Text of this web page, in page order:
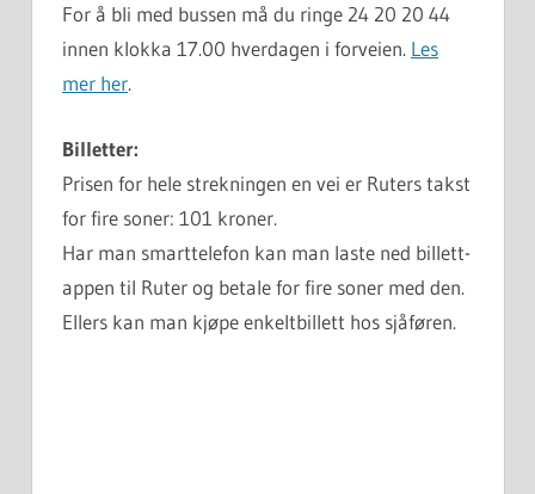
For å bli med bussen må du ringe 24 20 20 44
innen klokka 17.00 hverdagen i forveien. Les
mer her.
Billetter:
Prisen for hele strekningen en vei er Ruters takst
for fire soner: 101 kroner.
Har man smarttelefon kan man laste ned billett-
appen til Ruter og betale for fire soner med den.
Ellers kan man kjøpe enkeltbillett hos sjåføren.